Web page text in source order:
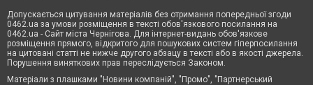
Допускається цитування матеріалів без отримання попередньої згоди
0462.ua за умови розміщення в тексті обов'язкового посилання на
0462.ua - Сайт міста Чернігова. Для інтернет-видань обов'язкове
розміщення прямого, відкритого для пошукових систем гіперпосилання
на цитовані статті не нижче другого абзацу в тексті або в якості джерела.
Порушення виняткових прав переслідується Законом.
Матеріали з плашками "Новини компаній", "Промо", "Партнерський